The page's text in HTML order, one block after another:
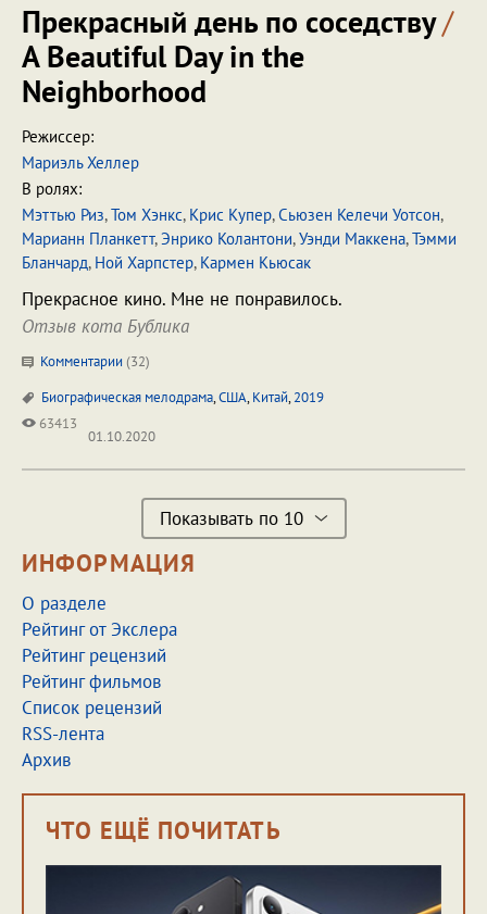
Прекрасный день по соседству/
A Beautiful Day in the
Neighborhood
Режиссер:
Мариэль Хеллер
В ролях:
Мэттью Риз,Том Хэнкс, Крис Купер,Сьюзен Келечи Уотсон,
Марианн Планкетт,Энрико Колантони,Уэнди Маккена,Тэмми
Бланчард, Ной Харпстер, Кармен Кьюсак
Прекрасное кино. Мне не понравилось.
Отзыв кота Бублика
Комментарии (32)
Биографическая мелодрама,США,Китай,2019
63413
01.10.2020
Показывать по 10
ИНФОРМАЦИЯ
О разделе
Рейтинг от Экслера
Рейтинг рецензий
Рейтинг фильмов
Список рецензий
RSS-лента
Архив
ЧТО ЕЩЁ ПОЧИТАТЬ